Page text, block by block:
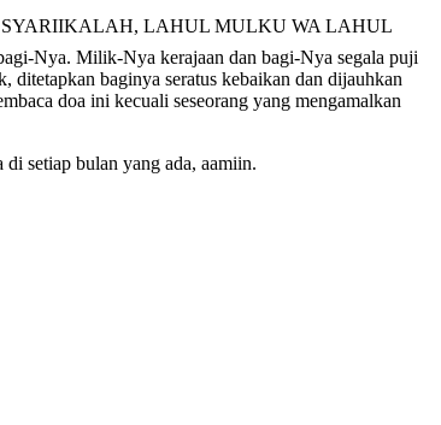
Nya. Milik-Nya kerajaan dan bagi-Nya segala puji
ditetapkan baginya seratus kebaikan dan dijauhkan
doa ini kecuali seseorang yang mengamalkan
setiap bulan yang ada, aamiin.